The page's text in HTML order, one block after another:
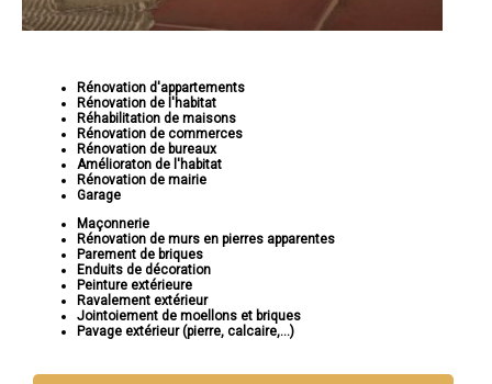
Rénovation d'appartements
Rénovation de l'habitat
Réhabilitation de maisons
Rénovation de commerces
Rénovation de bureaux
Amélioraton de l'habitat
Rénovation de mairie
Garage
Maçonnerie
Rénovation de murs en pierres apparentes
Parement de briques
Enduits de décoration
Peinture extérieure
Ravalement extérieur
Jointoiement de moellons et briques
Pavage extérieur (pierre, calcaire,...)